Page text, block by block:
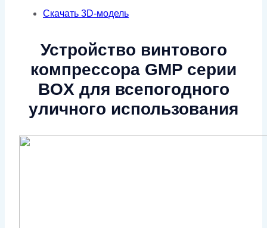
Скачать 3D-модель
Устройство винтового
компрессора GMP серии
BOX для всепогодного
уличного использования